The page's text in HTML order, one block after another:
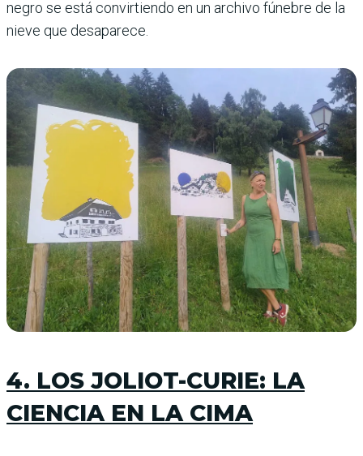
negro se está convirtiendo en un archivo fúnebre de la
nieve que desaparece.
4. LOS JOLIOT-CURIE: LA
CIENCIA EN LA CIMA